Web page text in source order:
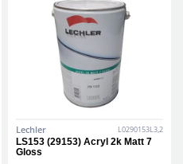
Lechler L0290153L3,2
LS153 (29153) Acryl 2k Matt 7
Gloss